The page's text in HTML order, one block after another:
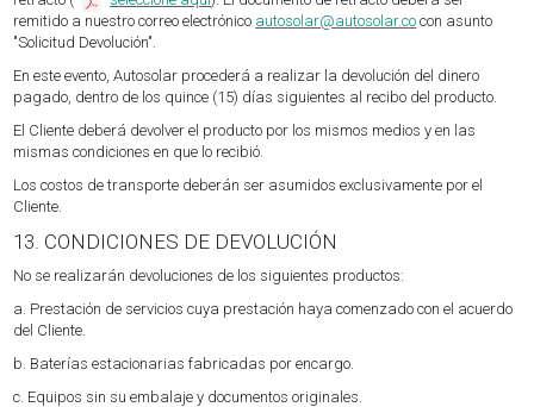
remitido a nuestro correo electrónico autosolar@autosolar.co con asunto
"Solicitud Devolución".
En este evento, Autosolar procederá a realizar la devolución del dinero
pagado, dentro de los quince (15) días siguientes al recibo del producto.
El Cliente deberá devolver el producto por los mismos medios y en las
mismas condiciones en que lo recibió.
Los costos de transporte deberán ser asumidos exclusivamente por el
Cliente.
13. CONDICIONES DE DEVOLUCIÓN
No se realizarán devoluciones de los siguientes productos:
a. Prestación de servicios cuya prestación haya comenzado con el acuerdo
del Cliente.
b. Baterías estacionarias fabricadas por encargo.
c. Equipos sin su embalaje y documentos originales.